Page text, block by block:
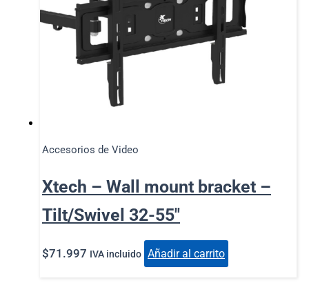
Accesorios de Video
Xtech – Wall mount bracket –
Tilt/Swivel 32-55″
$71.997 IVA incluido Añadir al carrito